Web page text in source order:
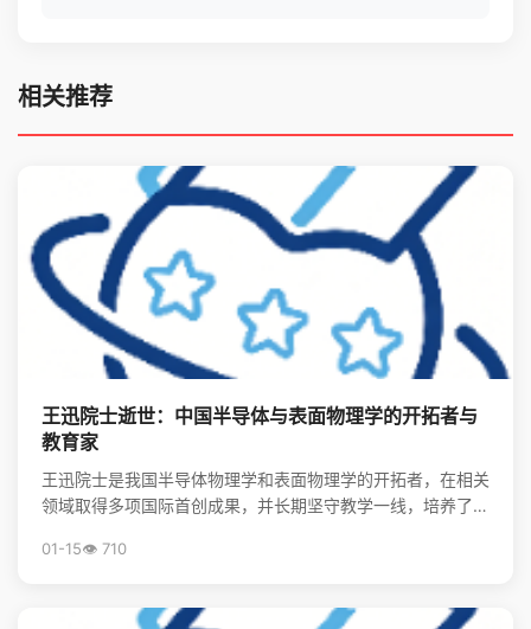
相关推荐
王迅院士逝世：中国半导体与表面物理学的开拓者与
教育家
王迅院士是我国半导体物理学和表面物理学的开拓者，在相关
领域取得多项国际首创成果，并长期坚守教学一线，培养了大
01-15👁️ 710